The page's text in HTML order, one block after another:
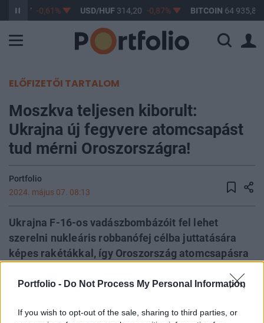
Portfolio - Do Not Process My Personal Information
If you wish to opt-out of the sale, sharing to third parties, or
363,17 -0,61% USD/HUF314,20 -0,87% BITCOIN 64 935,83
ELŐFIZETŐI TARTALOM
Moszkva teljesen kiborult:
Ukrajna új fegyvere atomcsapást
tud mérni Oroszországra!
Portfolio
2024. május 07. 08:13
Ukrajna F-16-os vadászbombázóit fel lehet
szerelni nukleáris robbanófej célba juttatására
képes rakétákkal, így Oroszország atomcsapásra
repülőgépeket – olvasható az orosz
Newsweek szemlézett.